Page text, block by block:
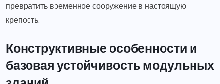
превратить временное сооружение в настоящую
крепость.
Конструктивные особенности и
базовая устойчивость модульных